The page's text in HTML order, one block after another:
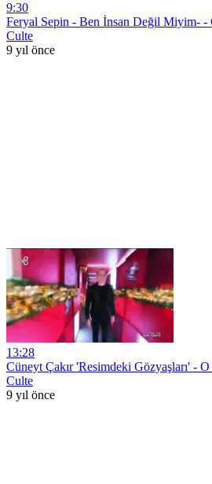
9:30
Feryal Sepin - Ben İnsan Değil Miyim- -
Culte
9 yıl önce
13:28
Cüneyt Çakır 'Resimdeki Gözyaşları' -
Culte
9 yıl önce